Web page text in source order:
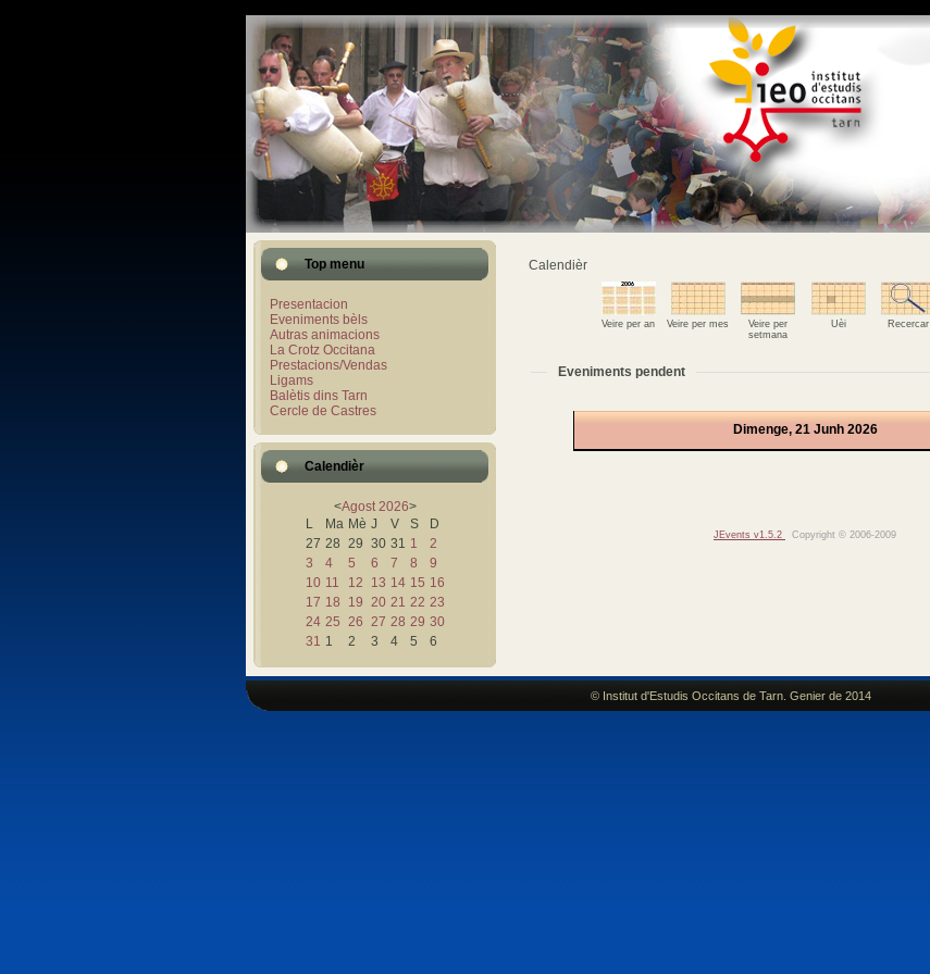
Top menu
Presentacion
Eveniments bèls
Autras animacions
La Crotz Occitana
Prestacions/Vendas
Ligams
Balètis dins Tarn
Cercle de Castres
Calendièr
<Agost 2026>
L
Ma Mè J V S
D
27 28 29 30 31 1
2
3
4 5 6 7 8
9
10 11 12 13 14 15 16
17 18 19 20 21 22 23
24 25 26 27 28 29 30
31 1 2 3 4 5 6
Calendièr
Veire per an Veire per mes
Veire per
setmana
Uèi Recercar
Eveniments pendent
Dimenge, 21 Junh 2026
JEvents v1.5.2 Copyright © 2006-2009
© Institut d'Estudis Occitans de Tarn. Genier de 2014